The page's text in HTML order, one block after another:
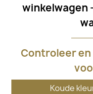
winkelwagen
Controleer en
Koude